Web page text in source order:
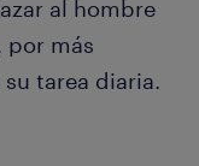
al hombre
por más
tarea diaria.